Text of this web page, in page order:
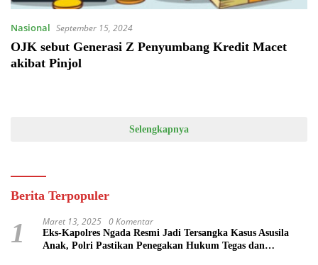
Nasional September 15, 2024
OJK sebut Generasi Z Penyumbang Kredit Macet
akibat Pinjol
Selengkapnya
Berita Terpopuler
1 Maret 13, 2025 0 Komentar
Eks-Kapolres Ngada Resmi Jadi Tersangka Kasus Asusila
Anak, Polri Pastikan Penegakan Hukum Tegas dan